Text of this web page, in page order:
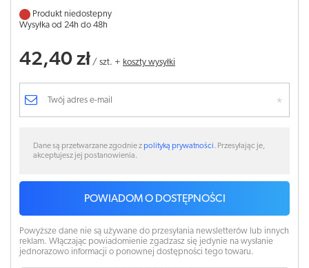
Produkt niedostepny
Wysyłka od 24h do 48h
42,40 zł / szt. + koszty wysyłki
Dane są przetwarzane zgodnie zpolityką prywatności. Przesyłając je,
akceptujesz jej postanowienia.
POWIADOM O DOSTĘPNOŚCI
Powyższe dane nie są używane do przesyłania newsletterów lub innych
reklam. Włączając powiadomienie zgadzasz się jedynie na wysłanie
jednorazowo informacji o ponownej dostępności tego towaru.